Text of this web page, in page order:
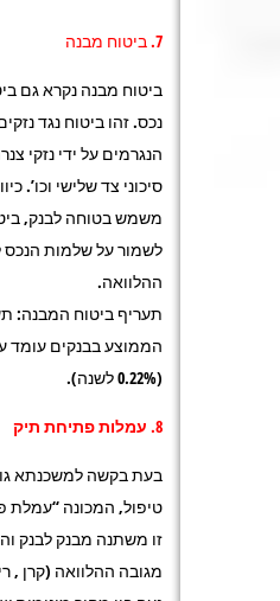
7. ביטוח מבנה
ביטוח מבנה נקרא גם
נכס. זהו ביטוח נגד
הנגרמים על ידי נזקי
סיכוני צד שלישי וכו’.
משמש בטוחה לבנק,
לשמור על שלמות הנכס
ההלוואה.
תעריף ביטוח המבנה:
(0.22% לשנה).
8. עמלות פתיחת תיק
בעת בקשה למשכנתא
טיפול, המכונה “עמלת
מגובה ההלוואה (קרן ,